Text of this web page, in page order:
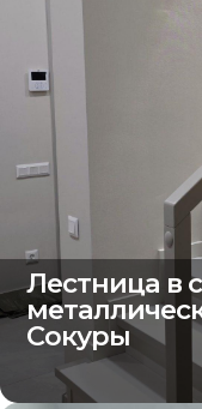
Лестница в
Сокуры